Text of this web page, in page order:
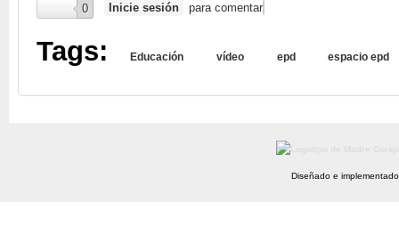
0 Inicie sesión para comentar
Tags: Educación vídeo epd espacio epd
Diseñado e